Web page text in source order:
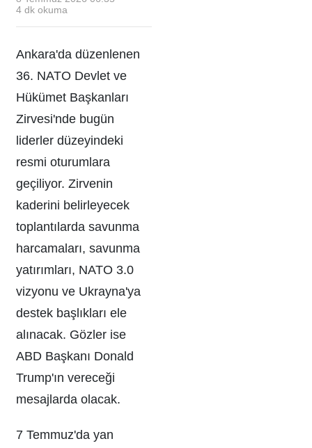
4 dk okuma
Ankara'da düzenlenen
36. NATO Devlet ve
Hükümet Başkanları
Zirvesi'nde bugün
liderler düzeyindeki
resmi oturumlara
geçiliyor. Zirvenin
kaderini belirleyecek
toplantılarda savunma
harcamaları, savunma
yatırımları, NATO 3.0
vizyonu ve Ukrayna'ya
destek başlıkları ele
alınacak. Gözler ise
ABD Başkanı Donald
Trump'ın vereceği
mesajlarda olacak.
7 Temmuz'da yan